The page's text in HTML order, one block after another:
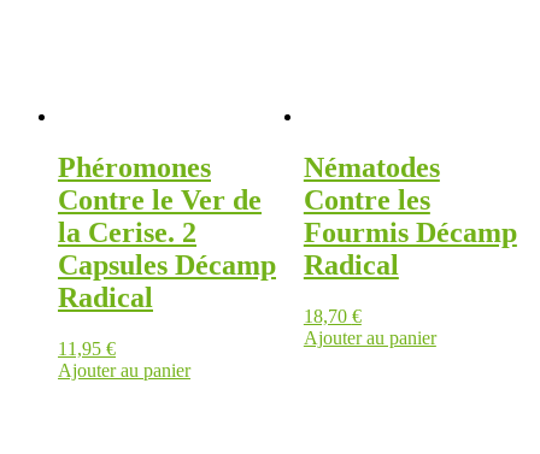
Phéromones
Contre le Ver de
la Cerise. 2
Capsules Décamp
Radical
11,95 €
Ajouter au panier
Nématodes
Contre les
Fourmis Décamp
Radical
18,70 €
Ajouter au panier